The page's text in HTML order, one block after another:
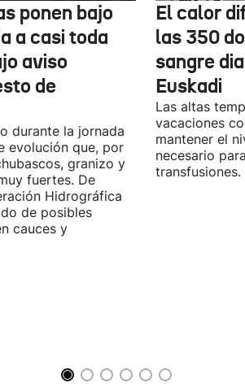
ponen bajo
a casi toda
aviso
de
durante la jornada
evolución que, por
granizo y
fuertes. De
Hidrográfica
de posibles
cauces y
El calor
las 350
sangre
Euskadi
Las altas
vacaciones
mantener el
necesario
transfusiones.